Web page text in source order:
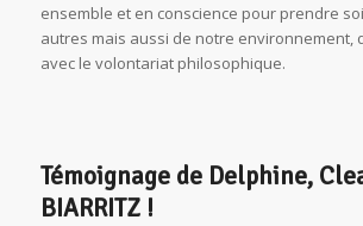
ensemble et en conscience pour prendre
autres mais aussi de notre environnement,
avec le volontariat philosophique.
Témoignage de Delphine,
BIARRITZ !